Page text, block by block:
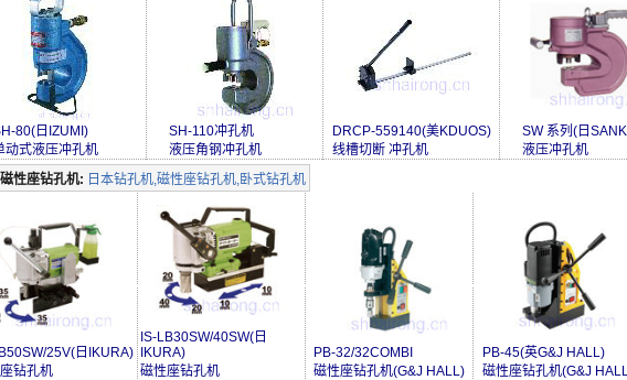
80(日IZUMI)
动式液压冲孔机
SH-110冲孔机
液压角钢冲孔机
DRCP-559140(美KDUOS)
线槽切断 冲孔机
SW 系列(日
液压冲孔机
磁性座钻孔机: 日本钻孔机,磁性座钻孔机,卧式钻孔机
25V(日IKURA)
钻孔机
IS-LB30SW/40SW(日
IKURA)
磁性座钻孔机
PB-32/32COMBI
磁性座钻孔机(G&J HALL)
PB-45(英G&J HALL)
磁性座钻孔机(G&J